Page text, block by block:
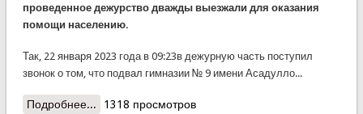
проведенное дежурство дважды выезжали для оказания
помощи населению.
Так, 22 января 2023 года в 09:23в дежурную часть поступил
звонок о том, что подвал гимназии № 9 имени Асадулло...
Подробнее... о Сводка КЧС за сутки
1318 просмотров